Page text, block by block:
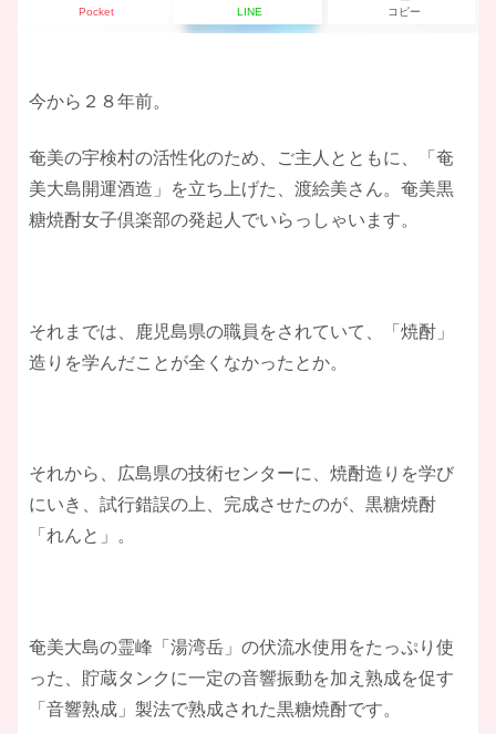
Pocket LINE コピー
今から２８年前。
奄美の宇検村の活性化のため、ご主人とともに、「奄
美大島開運酒造」を立ち上げた、渡絵美さん。奄美黒
糖焼酎女子倶楽部の発起人でいらっしゃいます。
それまでは、鹿児島県の職員をされていて、「焼酎」
造りを学んだことが全くなかったとか。
それから、広島県の技術センターに、焼酎造りを学び
にいき、試行錯誤の上、完成させたのが、黒糖焼酎
「れんと」。
奄美大島の霊峰「湯湾岳」の伏流水使用をたっぷり使
った、貯蔵タンクに一定の音響振動を加え熟成を促す
「音響熟成」製法で熟成された黒糖焼酎です。